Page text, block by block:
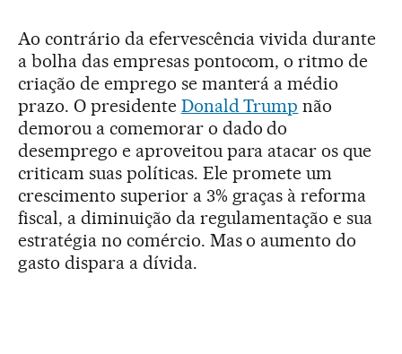
Ao contrário da efervescência vivida durante
a bolha das empresas pontocom, o ritmo de
criação de emprego se manterá a médio
prazo. O presidente Donald Trump não
demorou a comemorar o dado do
desemprego e aproveitou para atacar os que
criticam suas políticas. Ele promete um
crescimento superior a 3% graças à reforma
fiscal, a diminuição da regulamentação e sua
estratégia no comércio. Mas o aumento do
gasto dispara a dívida.